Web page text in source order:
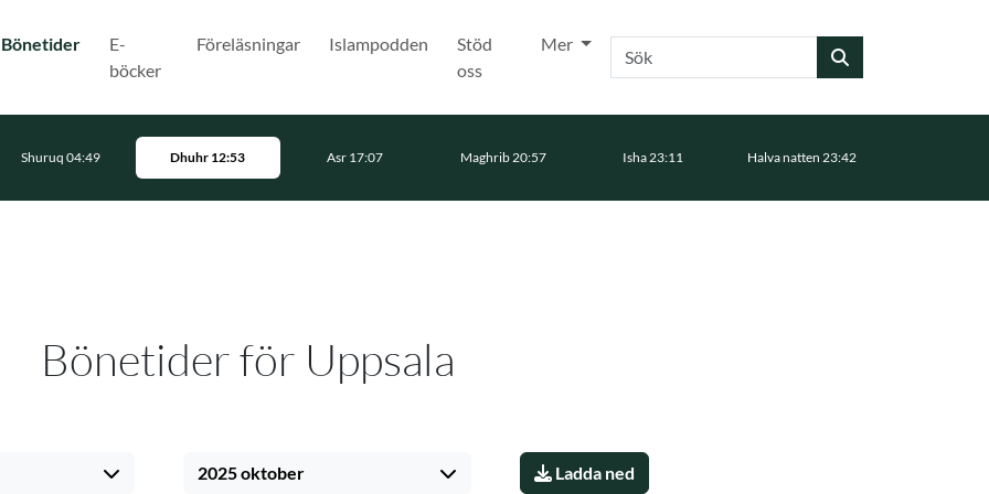
Bönetider(Nuvarande)
E-
böcker
Föreläsningar Islampodden
Stöd
oss
Mer Sök
Shuruq 04:49 Dhuhr 12:53 Asr 17:07 Maghrib 20:57 Isha 23:11 Halva natten 23:42
Bönetider för Uppsala
2025 oktober Ladda ned